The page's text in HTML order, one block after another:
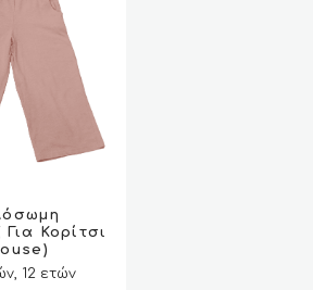
ΕΠΙΛΟΓΉ
ΕΠΙΛΟΓΉ
Κορίτσι
12 ετών